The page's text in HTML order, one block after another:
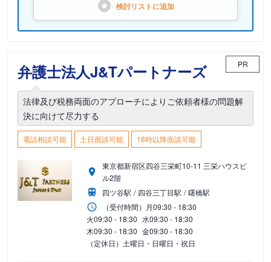
検討リストに追加
弁護士法人J&Tパートナーズ PR
法律及び税務両面のアプローチによりご依頼者様の問題解
決に向けて尽力する
電話相談可能 土日面談可能 18時以降面談可能
東京都新宿区四谷三栄町10-11 三栄ハウスビ
ル2階
四ツ谷駅
四谷三丁目駅
曙橋駅
（受付時間） 月09:30 - 18:30
火09:30 - 18:30 水09:30 - 18:30
木09:30 - 18:30 金09:30 - 18:30
（定休日）土曜日・日曜日・祝日